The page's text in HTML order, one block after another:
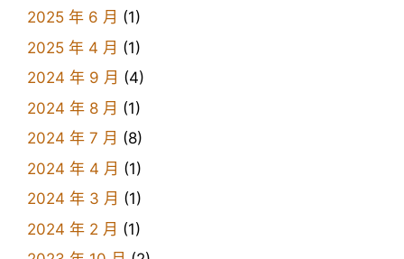
2025 年 6 月 (1)
2025 年 4 月 (1)
2024 年 9 月 (4)
2024 年 8 月 (1)
2024 年 7 月 (8)
2024 年 4 月 (1)
2024 年 3 月 (1)
2024 年 2 月 (1)